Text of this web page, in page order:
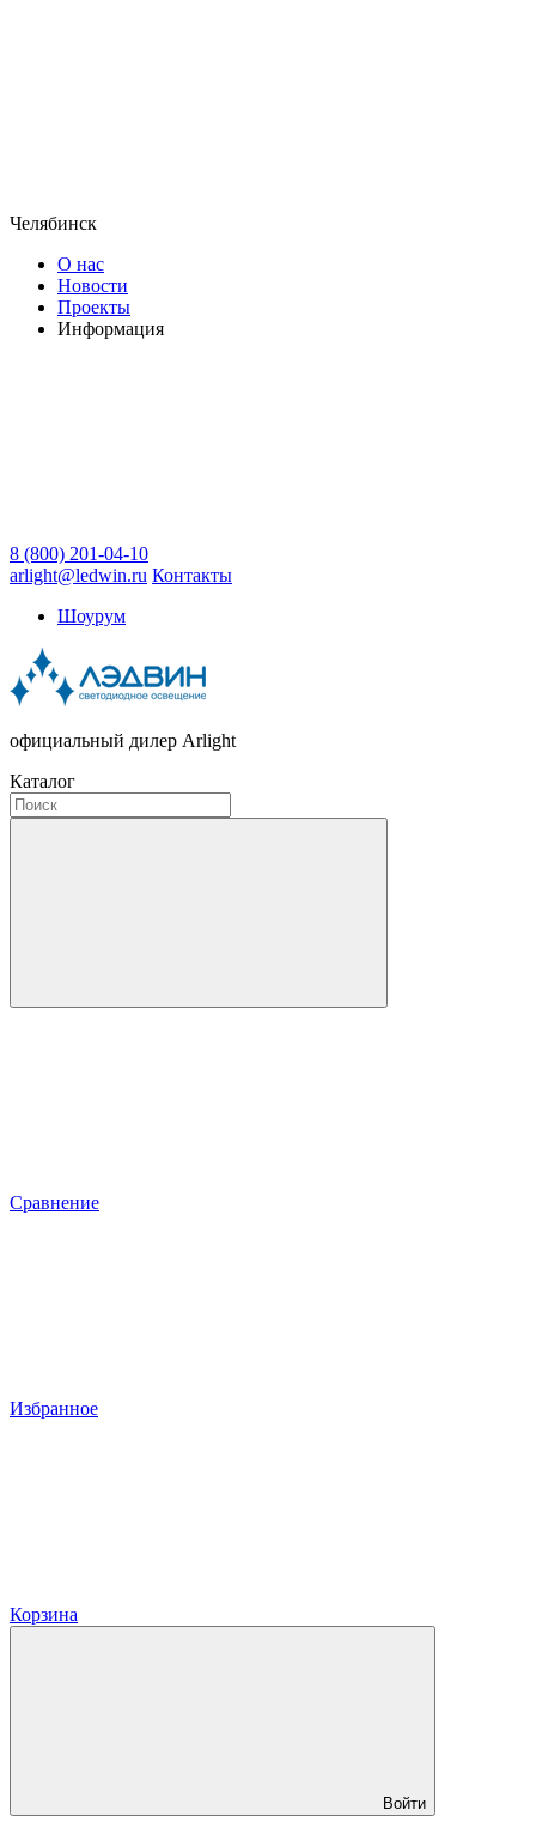
Челябинск
О нас
Новости
Проекты
Информация
8 (800) 201-04-10
arlight@ledwin.ru Контакты
Шоурум
официальный дилер Arlight
Каталог
Сравнение
Избранное
Корзина
Войти